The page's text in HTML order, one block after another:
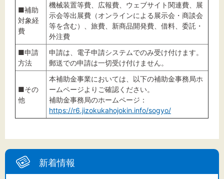
新着情報
■補助
対象経
費
機械装置等費、広報費、ウェブサイト関連費、展
示会等出展費（オンラインによる展示会・商談会
等を含む）、旅費、新商品開発費、借料、委託・
外注費
■申請
方法
申請は、電子申請システムでのみ受け付けます。
郵送での申請は一切受け付けません。
■その
他
本補助金事業においては、以下の補助金事務局ホ
ームページよりご確認ください。
補助金事務局のホームページ：
https://r6.jizokukahojokin.info/sogyo/